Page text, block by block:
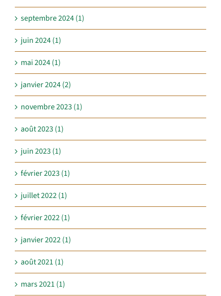
septembre 2024 (1)
juin 2024 (1)
mai 2024 (1)
janvier 2024 (2)
novembre 2023 (1)
août 2023 (1)
juin 2023 (1)
février 2023 (1)
juillet 2022 (1)
février 2022 (1)
janvier 2022 (1)
août 2021 (1)
mars 2021 (1)